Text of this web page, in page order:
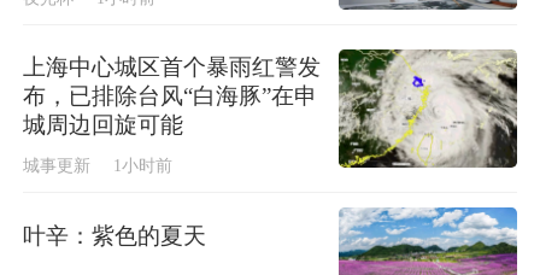
上海中心城区首个暴雨红警发
布，已排除台风“白海豚”在申
城周边回旋可能
城事更新 1小时前
叶辛：紫色的夏天